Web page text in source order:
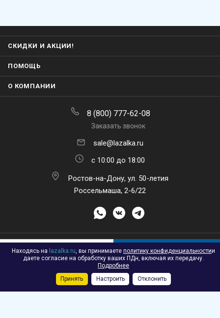
В КОРЗИНУ
СКИДКИ И АКЦИИ!
ПОМОЩЬ
О КОМПАНИИ
8 (800) 777-62-08
Заказать звонок
sale@lazalka.ru
с 10:00 до 18:00
Ростов-на-Дону, ул. 50-летия
Россельмаша, 2-6/22
ПОДПИСАТЬСЯ НА РАССЫЛКУ
Находясь на lazalka.ru, вы принимаете политику конфиденциальностии
даете согласие на обработку ваших ПДн, включая их передачу.
Подробнее
Принять
Настроить Отклонить
Акции Корзина Контакты Сравнение